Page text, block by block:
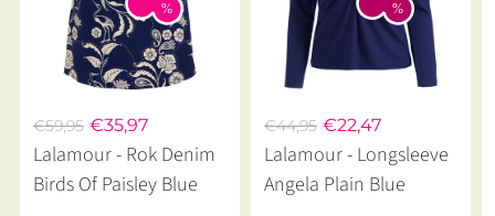
€59,95 €35,97
Lalamour - Rok Denim
Birds Of Paisley Blue
€44,95 €22,47
Lalamour - Longsleeve
Angela Plain Blue